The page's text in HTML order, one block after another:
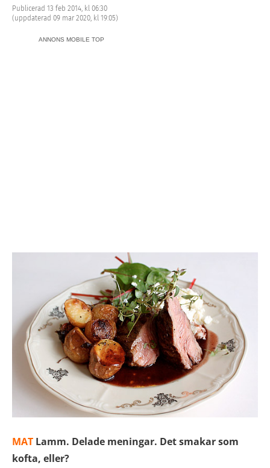
Publicerad 13 feb 2014, kl 06:30
(uppdaterad 09 mar 2020, kl 19:05)
ANNONS MOBILE TOP
MAT Lamm. Delade meningar. Det smakar som
kofta, eller?